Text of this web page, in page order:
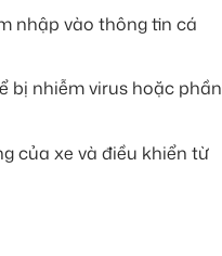
nhập vào thông tin cá
bị nhiễm virus hoặc phần
của xe và điều khiển từ